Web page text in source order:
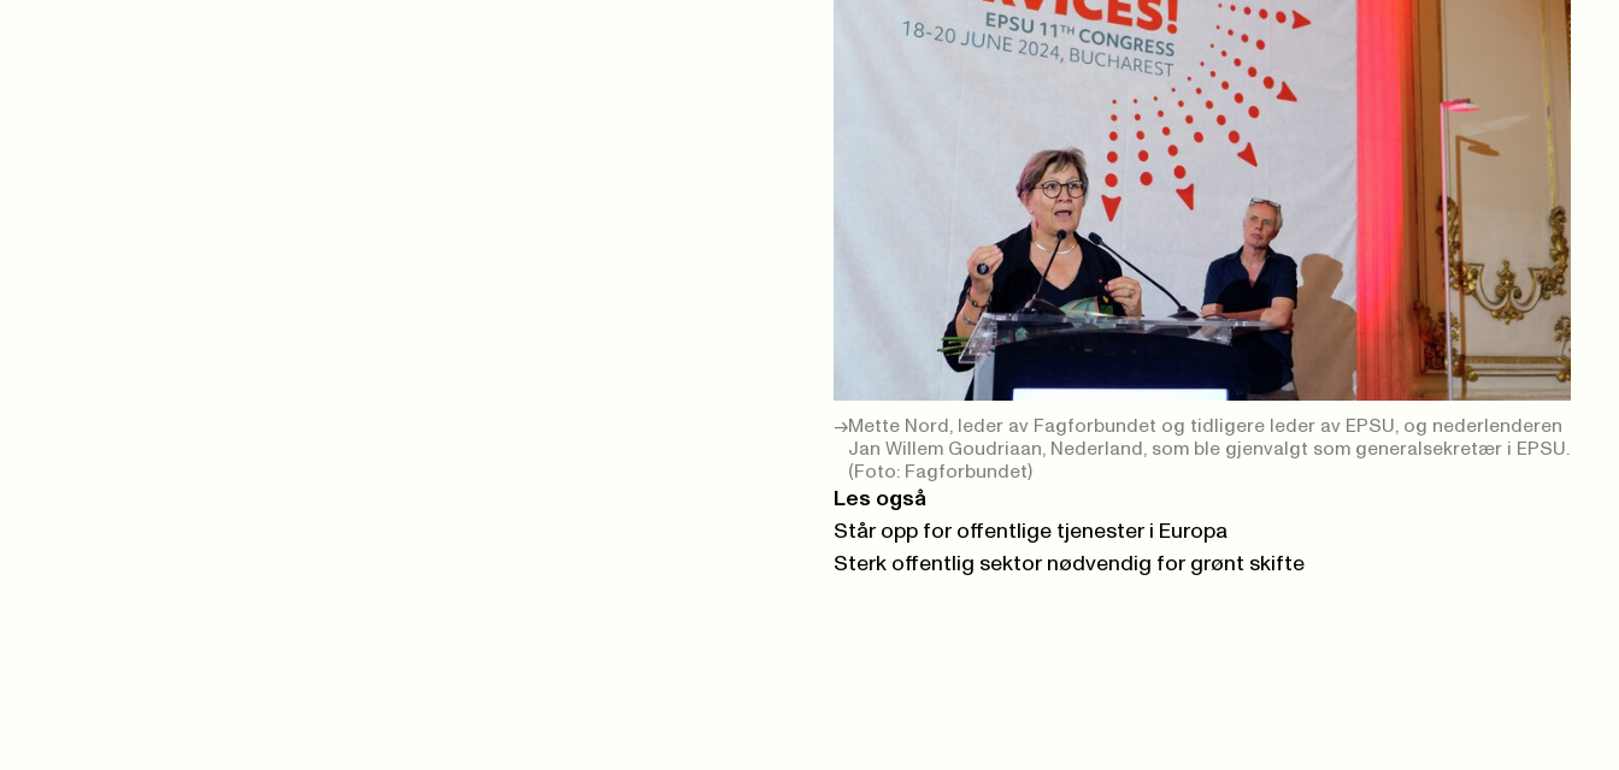
Mette Nord, leder av Fagforbundet og tidligere leder av EPSU, og nederlenderen
Jan Willem Goudriaan, Nederland, som ble gjenvalgt som generalsekretær i EPSU.
(Foto: Fagforbundet)
Les også
Står opp for offentlige tjenester i Europa
Sterk offentlig sektor nødvendig for grønt skifte